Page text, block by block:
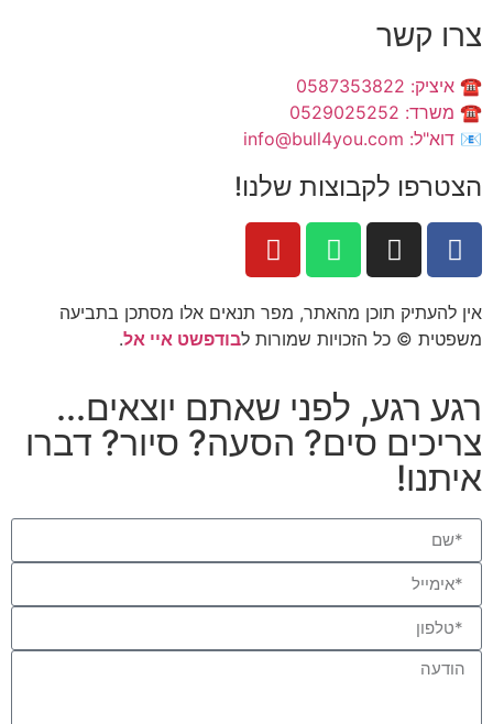
צרו קשר
☎️ איציק: 0587353822
☎️ משרד: 0529025252
📧 דוא"ל: info@bull4you.com
הצטרפו לקבוצות שלנו!
אין להעתיק תוכן מהאתר, מפר תנאים אלו מסתכן בתביעה
משפטית © כל הזכויות שמורות לבודפשט איי אל.
רגע רגע, לפני שאתם יוצאים...
צריכים סים? הסעה? סיור? דברו
איתנו!